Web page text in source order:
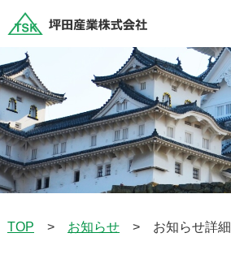
TOP > お知らせ > お知らせ詳細